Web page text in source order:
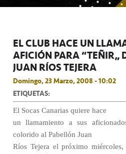
EL CLUB HACE UN
AFICIÓN PARA “TEÑIR”
JUAN RÍOS TEJERA
Domingo, 23 Marzo, 2008 - 10:02
ETIQUETAS:
El Socas Canarias quiere hace
un llamamiento a sus
colorido al Pabellón Juan
Ríos Tejera el próximo